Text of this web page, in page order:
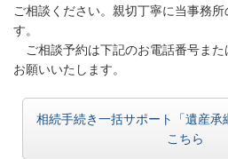
ご相談ください。親切丁寧に当事務
す。
ご相談予約は下記のお電話番号また
お願いいたします。
相続手続き一括サポート「遺産承
こちら